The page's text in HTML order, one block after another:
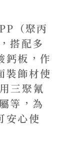
（聚丙
搭配多
鈣板，作
裝飾材使
三聚氰
等，為
安心使